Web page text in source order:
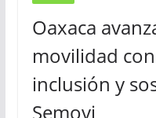
Oaxaca
movilidad
inclusión y
Semovi